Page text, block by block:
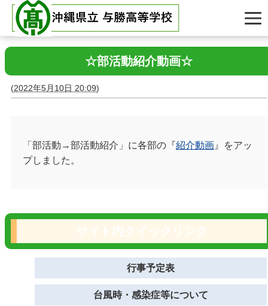
☆部活動紹介動画☆
(2022年5月10日 20:09)
「部活動→部活動紹介」に各部の『紹介動画 』をアッ
プしました。
行事予定表
台風時・感染症等について